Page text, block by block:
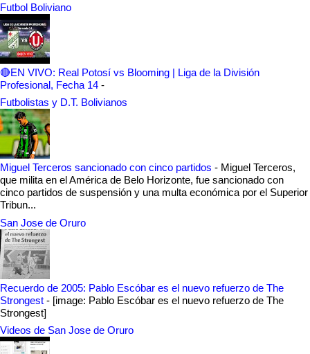
Futbol Boliviano
🔴EN VIVO: Real Potosí vs Blooming | Liga de la División
Profesional, Fecha 14 -
Futbolistas y D.T. Bolivianos
Miguel Terceros sancionado con cinco partidos - Miguel Terceros,
que milita en el América de Belo Horizonte, fue sancionado con
cinco partidos de suspensión y una multa económica por el Superior
Tribun...
San Jose de Oruro
Recuerdo de 2005: Pablo Escóbar es el nuevo refuerzo de The
Strongest - [image: Pablo Escóbar es el nuevo refuerzo de The
Strongest]
Videos de San Jose de Oruro